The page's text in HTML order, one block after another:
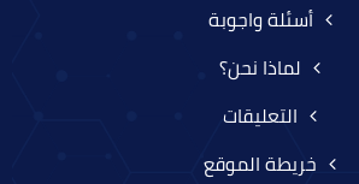
أسئلة واجوبة
لماذا نحن؟
التعليقات
خريطة الموقع